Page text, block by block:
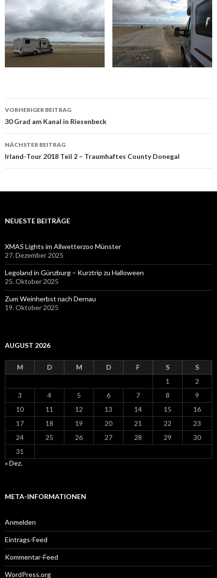
Beitragsnavigation
VORHERIGER BEITRAG
30 Grad am Kanal in Riesenbeck
NÄCHSTER BEITRAG
Irland-Tour 2018 Teil 2 – Traumhaftes County Donegal
NEUESTE BEITRÄGE
XMAS Lights im Allwetterzoo Münster
27. Dezember 2025
Legoland in Günzburg – Kurztrip zu Halloween
25. Oktober 2025
Zum Weinherbst nach Dernau
19. Oktober 2025
AUGUST 2026
M D M D F S
S
1
2
3
4 5 6 7 8
9
10
11 12 13 14 15
16
17
18 19 20 21 22
23
24
25 26 27 28 29
30
31
« Dez.
META-INFORMATIONEN
Anmelden
Eintrags-Feed
Kommentar-Feed
WordPress.org